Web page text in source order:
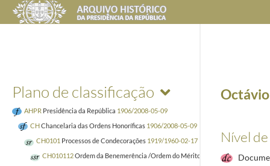
Plano de classificação
AHPR Presidência da República 1906/2008-05-09
CHChancelaria das Ordens Honoríficas 1906/2008-05-09
CH0101 Processos de Condecorações 1919/1960-02-17
CH010112Ordem da Benemerência /Ordem do Mérito
Nível